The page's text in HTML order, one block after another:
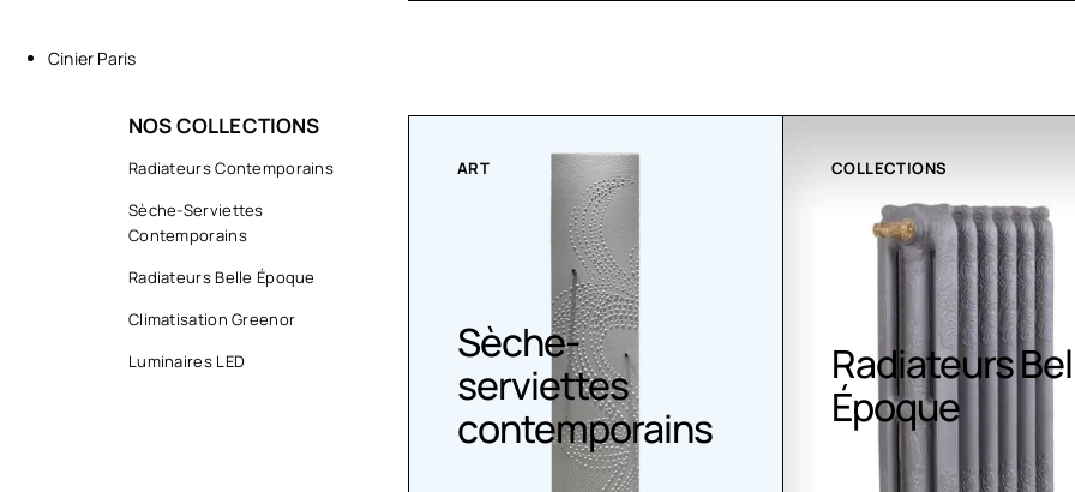
Cinier Paris
NOS COLLECTIONS
Radiateurs Contemporains
Sèche-Serviettes
Contemporains
Radiateurs Belle Époque
Climatisation Greenor
Luminaires LED
ART
Sèche-
serviettes
contemporains
Radiateurs Belle
Époque